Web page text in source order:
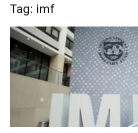
Tag: imf